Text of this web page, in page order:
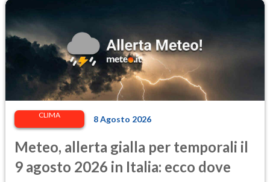
CLIMA 8 Agosto 2026
Meteo, allerta gialla per temporali il
9 agosto 2026 in Italia: ecco dove